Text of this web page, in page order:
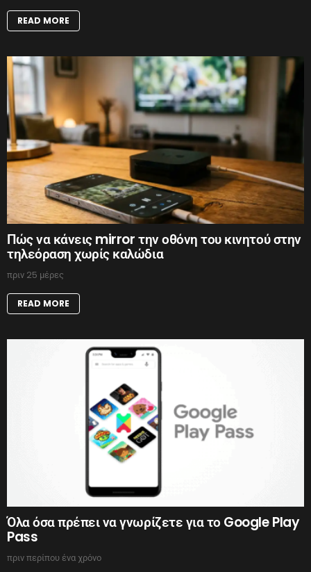
READ MORE
Πώς να κάνεις mirror την οθόνη του κινητού στην
τηλεόραση χωρίς καλώδια
πριν 25 μέρες
READ MORE
Όλα όσα πρέπει να γνωρίζετε για το Google Play
Pass
πριν περίπου ένα χρόνο